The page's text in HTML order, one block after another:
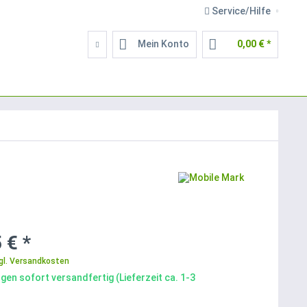
Service/Hilfe
Mein Konto 0,00 € *
€ *
Versandkosten
sofort versandfertig (Lieferzeit ca. 1-3